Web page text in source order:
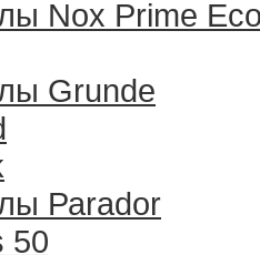
Nox Prime
Grunde
Раrador
50